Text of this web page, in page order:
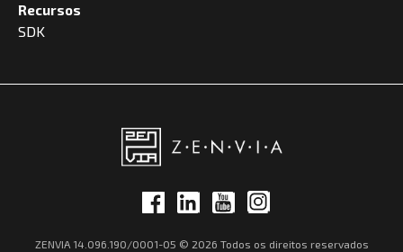
Recursos
SDK
ZENVIA 14.096.190/0001-05 © 2026 Todos os direitos reservados